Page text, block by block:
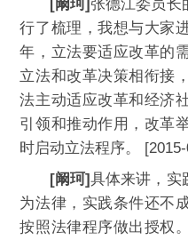
[阚珂]张德江委员长
行了梳理，我想与大家
年，立法要适应改革的
立法和改革决策相衔接
法主动适应改革和经济
引领和推动作用，改革
时启动立法程序。
[阚珂]具体来讲，实
为法律，实践条件还不
按照法律程序做出授权